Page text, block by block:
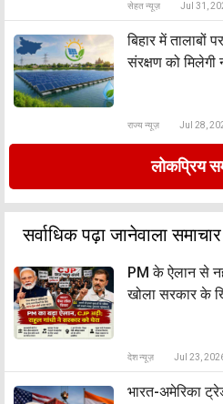
सेहत न्यूज़ Jul 31,
बिहार में तालाबों
संरक्षण को मिलेगी
राज्य न्यूज़ Jul 28,
लोकप्रिय
सर्वाधिक पढ़ा जानेवाला समाचार
PM के ऐलान से
खोला सरकार के
देश न्यूज़ Jul 23,
भारत-अमेरिका